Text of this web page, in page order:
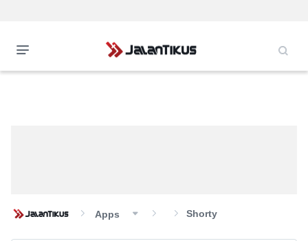
Apps Shorty